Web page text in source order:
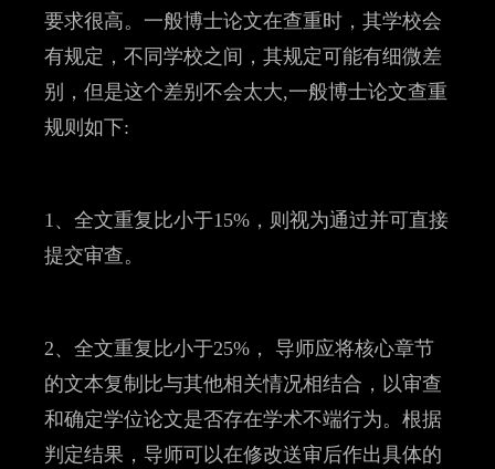
要求很高。一般博士论文在查重时，其学校会
有规定，不同学校之间，其规定可能有细微差
别，但是这个差别不会太大,一般博士论文查重
规则如下:
1、全文重复比小于15%，则视为通过并可直接
提交审查。
2、全文重复比小于25%， 导师应将核心章节
的文本复制比与其他相关情况相结合，以审查
和确定学位论文是否存在学术不端行为。根据
判定结果，导师可以在修改送审后作出具体的